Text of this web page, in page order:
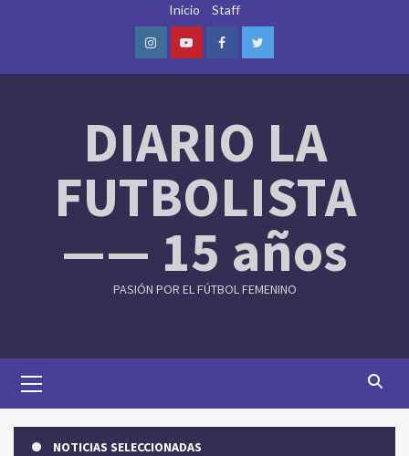
Inicio Staff
InstagramYoutubeFacebookTwitter
DIARIO LA
FUTBOLISTA
—— 15 años
PASIÓN POR EL FÚTBOL FEMENINO
Menu
NOTICIAS SELECCIONADAS